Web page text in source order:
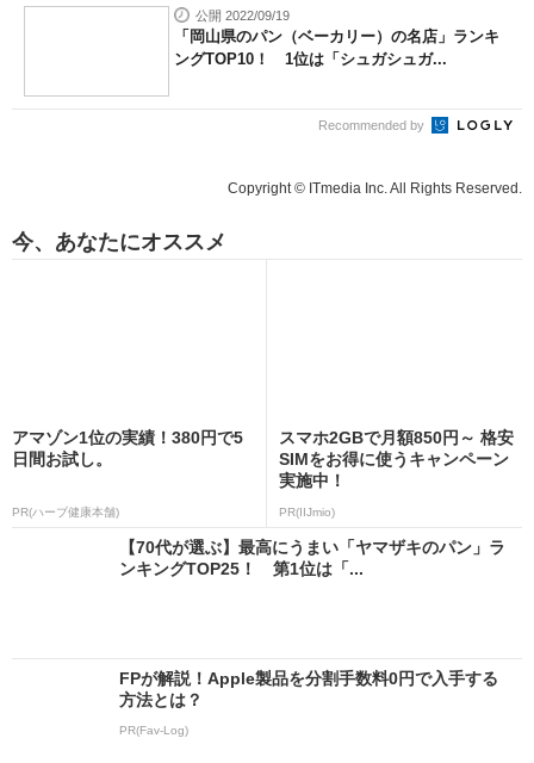
公開 2022/09/19
「岡山県のパン（ベーカリー）の名店」ランキ
ングTOP10！ 1位は「シュガシュガ...
Recommended by
Copyright © ITmedia Inc. All Rights Reserved.
今、あなたにオススメ
アマゾン1位の実績！380円で5
日間お試し。
PR(ハーブ健康本舗)
スマホ2GBで月額850円～ 格安
SIMをお得に使うキャンペーン
実施中！
PR(IIJmio)
【70代が選ぶ】最高にうまい「ヤマザキのパン」ラ
ンキングTOP25！ 第1位は「...
FPが解説！Apple製品を分割手数料0円で入手する
方法とは？
PR(Fav-Log)